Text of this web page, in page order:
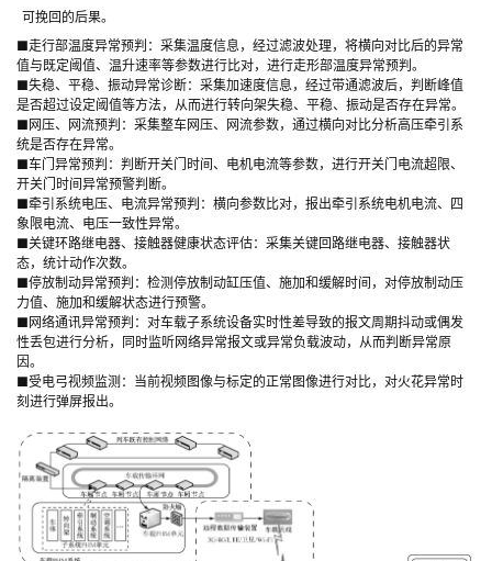
可挽回的后果。
■走行部温度异常预判：采集温度信息，经过滤波处理，将横向对比后的异常
值与既定阈值、温升速率等参数进行比对，进行走形部温度异常预判。
■失稳、平稳、振动异常诊断：采集加速度信息，经过带通滤波后，判断峰值
是否超过设定阈值等方法，从而进行转向架失稳、平稳、振动是否存在异常。
■网压、网流预判：采集整车网压、网流参数，通过横向对比分析高压牵引系
统是否存在异常。
■车门异常预判：判断开关门时间、电机电流等参数，进行开关门电流超限、
开关门时间异常预警判断。
■牵引系统电压、电流异常预判：横向参数比对，报出牵引系统电机电流、四
象限电流、电压一致性异常。
■关键环路继电器、接触器健康状态评估：采集关键回路继电器、接触器状
态，统计动作次数。
■停放制动异常预判：检测停放制动缸压值、施加和缓解时间，对停放制动压
力值、施加和缓解状态进行预警。
■网络通讯异常预判：对车载子系统设备实时性差导致的报文周期抖动或偶发
性丢包进行分析，同时监听网络异常报文或异常负载波动，从而判断异常原
因。
■受电弓视频监测：当前视频图像与标定的正常图像进行对比，对火花异常时
刻进行弹屏报出。